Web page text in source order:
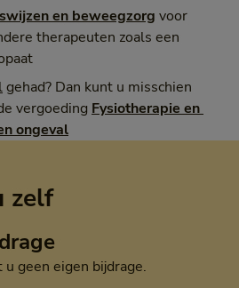
en beweegzorg voor
therapeuten zoals een
gehad? Dan kunt u misschien
vergoeding Fysiotherapie en
ongeval
zelf
geen eigen bijdrage.